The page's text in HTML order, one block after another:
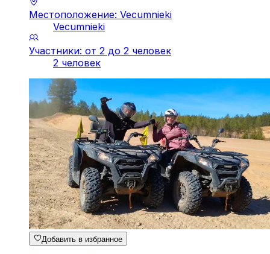
Местоположение: Vecumnieki
Vecumnieki
Участники: от 2 до 2 человек
2 человек
Добавить в избранное